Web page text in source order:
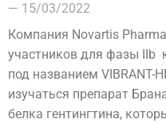
— 15/03/2022
Компания Novartis
участников для фазы IIb
под названием VIBRANT-
изучаться препарат
белка гентингтина,